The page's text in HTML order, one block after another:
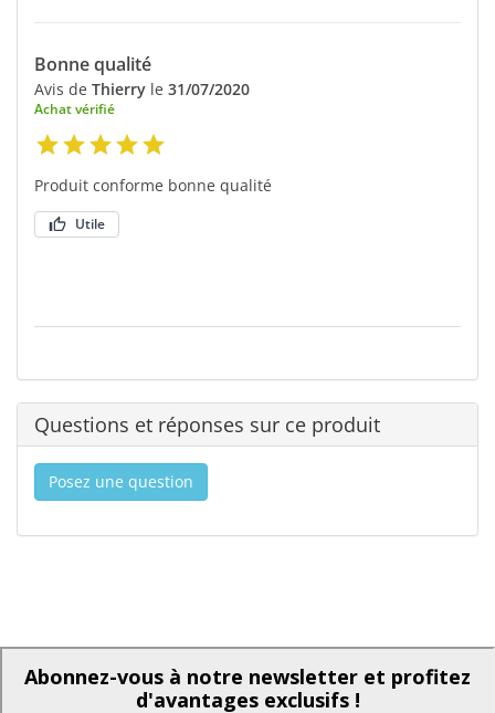
Bonne qualité
Avis de Thierry le 31/07/2020
Achat vérifié
Produit conforme bonne qualité
Utile
Questions et réponses sur ce produit
Posez une question